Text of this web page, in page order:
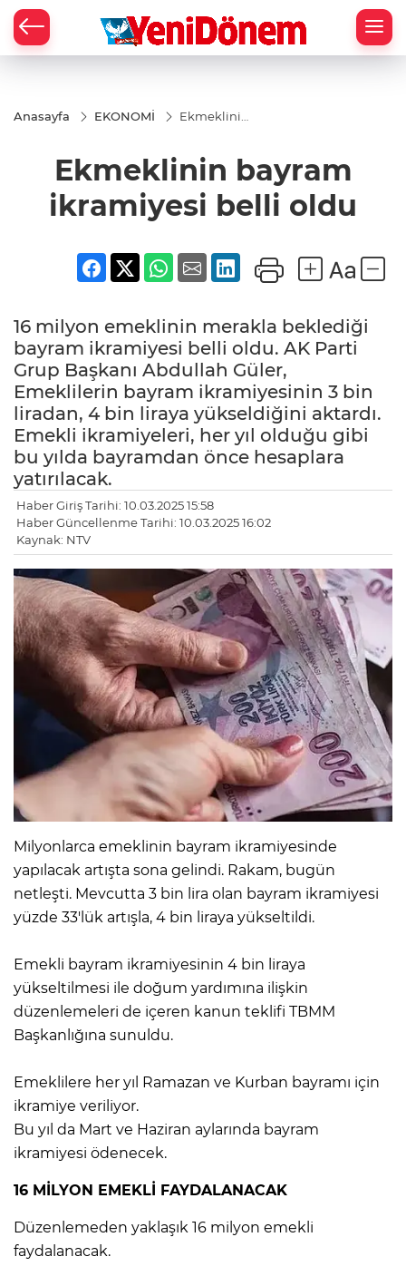
Anasayfa EKONOMİ
Ekmeklinin
belli oldu
Ekmeklinin bayram
ikramiyesi belli oldu
16 milyon emeklinin merakla beklediği
bayram ikramiyesi belli oldu. AK Parti
Grup Başkanı Abdullah Güler,
Emeklilerin bayram ikramiyesinin 3 bin
liradan, 4 bin liraya yükseldiğini aktardı.
Emekli ikramiyeleri, her yıl olduğu gibi
bu yılda bayramdan önce hesaplara
yatırılacak.
Haber Giriş Tarihi: 10.03.2025 15:58
Haber Güncellenme Tarihi: 10.03.2025 16:02
Kaynak: NTV
Milyonlarca emeklinin bayram ikramiyesinde
yapılacak artışta sona gelindi. Rakam, bugün
netleşti. Mevcutta 3 bin lira olan bayram ikramiyesi
yüzde 33'lük artışla, 4 bin liraya yükseltildi.
Emekli bayram ikramiyesinin 4 bin liraya
yükseltilmesi ile doğum yardımına ilişkin
düzenlemeleri de içeren kanun teklifi TBMM
Başkanlığına sunuldu.
Emeklilere her yıl Ramazan ve Kurban bayramı için
ikramiye veriliyor.
Bu yıl da Mart ve Haziran aylarında bayram
ikramiyesi ödenecek.
16 MİLYON EMEKLİ FAYDALANACAK
Düzenlemeden yaklaşık 16 milyon emekli
faydalanacak.